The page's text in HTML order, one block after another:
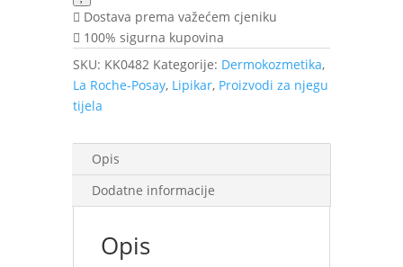
s
trostrukim
djelovanjem
400
ml
količina
Dostava prema važećem cjeniku
100% sigurna kupovina
SKU: KK0482 Kategorije: Dermokozmetika,
La Roche-Posay, Lipikar, Proizvodi za njegu
tijela
Opis
Dodatne informacije
Opis